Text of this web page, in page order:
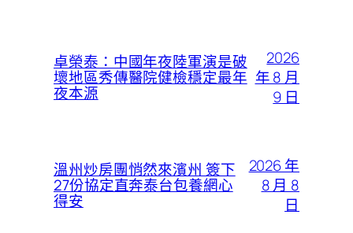
卓榮泰：中國年夜陸軍演是破
壞地區秀傳醫院健檢穩定最年
夜本源
2026
年 8 月
9 日
溫州炒房團悄然來濱州 簽下
27份協定直奔泰台包養網心
得安
2026 年
8 月 8
日